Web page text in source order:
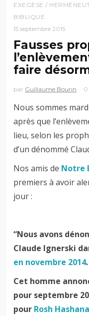
EXEGÈSE /
BIBLIQUE
15 septembre 2015
Fausses
faire
par Guillaume Bourin 0
Nous sommes
après que
lieu, selon les
d’un dénommé
Nos amis de Notre
premiers à avoir
jour :
“Nous avons
Claude Ignerski
en novembre 2014.
Cet homme
pour septembre
pour Rosh